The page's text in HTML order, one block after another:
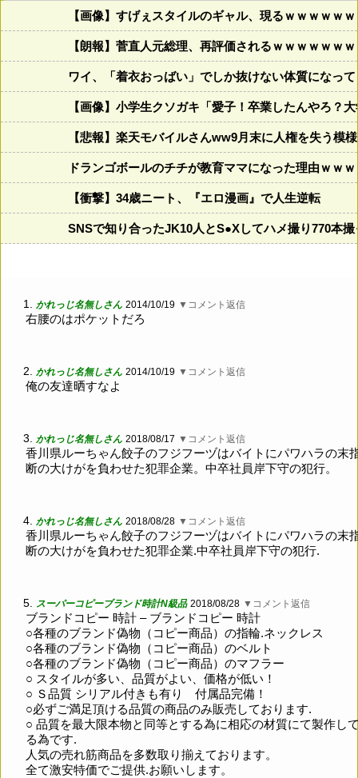
【画像】すげぇスタイルのギャル、現るｗｗｗｗｗ
【朗報】菅直人元総理、再評価されるｗｗｗｗｗｗ
ワイ、「着衣おっばい」でしか抜けない体質になっ
【画像】小学生クソガキ「愛子！卒業したんやろ
【悲報】楽天モバイルさんww9月末に人権を失う模
ドランゴボールのチチが教育ママになった理由ｗｗ
【衝撃】34歳ニート、『エロ漫画』で人生逆転
SNSで知り合ったJK10人とS●Xしてハメ撮り770
1. かれっじ名無しさん 2014/10/19 ▼コメント返信
右腰のはポケットだろ
2. かれっじ名無しさん 2014/10/19 ▼コメント返信
俺の友達晒すなよ
3. かれっじ名無しさん 2018/08/17 ▼コメント返信
香川県ルーちゃん餃子のフジフーヅはバイトにパワハラの末
断の大けがを負わせた犯罪企業。中卒社員岸下守の犯行。
4. かれっじ名無しさん 2018/08/28 ▼コメント返信
香川県ルーちゃん餃子のフジフーヅはバイトにパワハラの末
断の大けがを負わせた犯罪企業.中卒社員岸下守の犯行.
5. スーパーコピーブランド時計N級品 2018/08/28 ▼コメント返信
ブランドコピー 時計 – ブランドコピー 時計
○各種のブランド偽物（コピー商品）の指輪.ネックレス
○各種のブランド偽物（コピー商品）のベルト
○各種のブランド偽物（コピー商品）のマフラー
○ スタイルが多い、品質がよい、価格が低い！
○ Ｓ品質 シリアル付きも有り 付属品完備！
○必ずご満足頂ける品質の商品のみ販売しております.
○ 品質を最大限本物と同等とする為に相応の材質にて製作し
る為です.
人気の売れ筋商品を多数取り揃えております。
全て激安特価でご提供.お願いします。